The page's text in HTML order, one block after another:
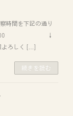
時間を下記の通り
00～18：00 ↓
よろしく […]
続きを読む